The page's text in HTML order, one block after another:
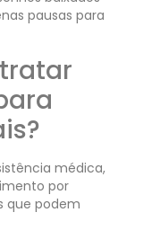
pausas para
médica,
por
que podem